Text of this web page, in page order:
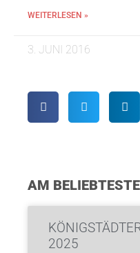
WEITERLESEN »
3. JUNI 2016
AM
2025